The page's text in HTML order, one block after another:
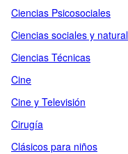
Ciencias Psicosociales
Ciencias sociales y
Ciencias Técnicas
Cine
Cine y Televisión
Cirugía
Clásicos para niños